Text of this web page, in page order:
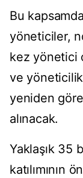
Bu
yöneticiler,
kez yönetici
ve
yeniden
alınacak.
Yaklaşık 35
katılımının